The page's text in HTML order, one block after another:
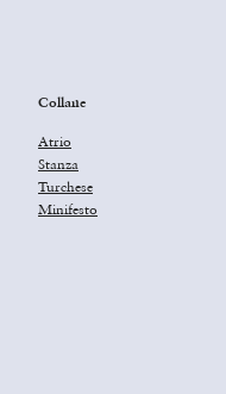
Collane
Atrio
Stanza
Turchese
Minifesto